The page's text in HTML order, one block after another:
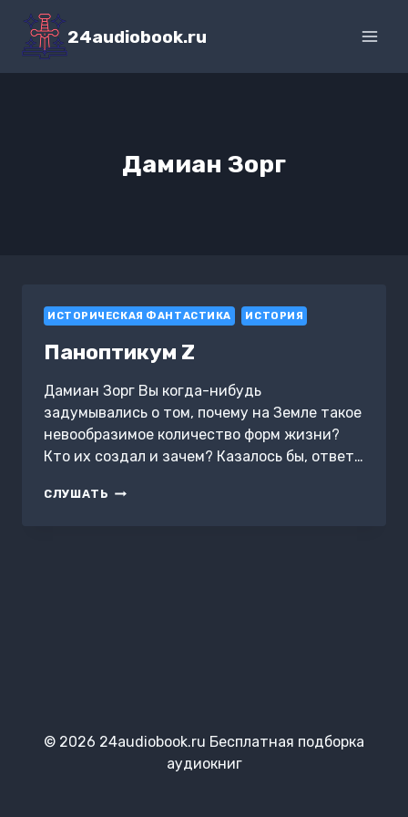
Перейти
содержимому
24audiobook.ru
Дамиан Зорг
ИСТОРИЧЕСКАЯ ФАНТАСТИКА ИСТОРИЯ
Паноптикум Z
Дамиан Зорг Вы когда-нибудь
задумывались о том, почему на Земле такое
невообразимое количество форм жизни?
Кто их создал и зачем? Казалось бы, ответ…
СЛУШАТЬ ПАНОПТИКУМ
© 2026 24audiobook.ru Бесплатная подборка
аудиокниг